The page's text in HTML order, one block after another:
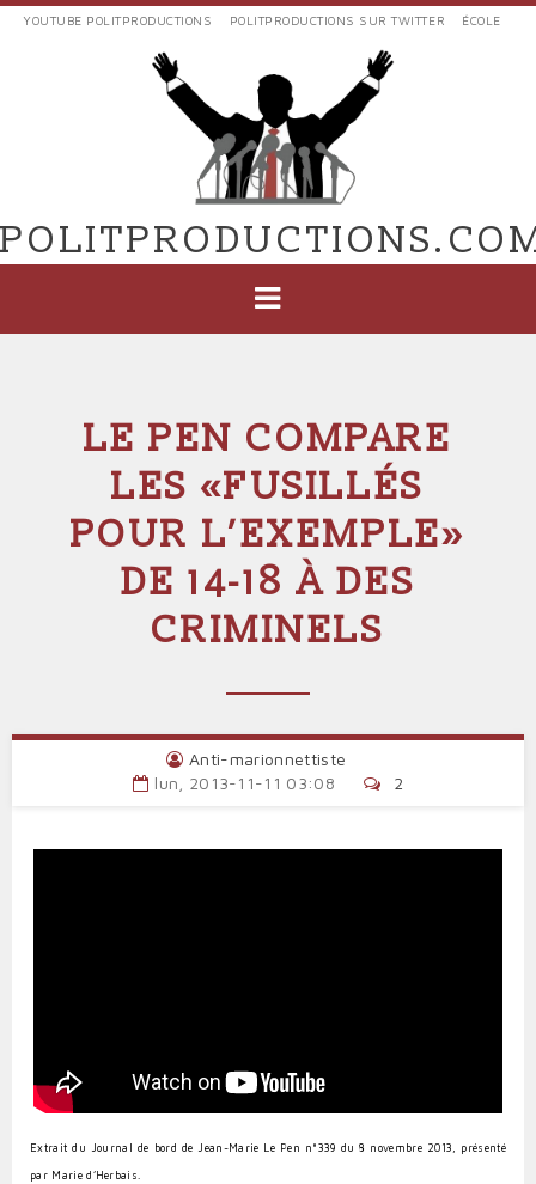
Aller
EXTERNES
POLIT'PRODUCTIONS
YOUTUBE POLITPRODUCTIONS POLITPRODUCTIONS SUR TWITTER ÉCOLE
LE PEN COMPARE
LES «FUSILLÉS
POUR L’EXEMPLE»
DE 14-18 À DES
CRIMINELS
Anti-marionnettiste
lun, 2013-11-11 03:08
2
Extrait du Journal de bord de Jean-Marie Le Pen n°339 du 8 novembre 2013, présenté
par Marie d’Herbais.